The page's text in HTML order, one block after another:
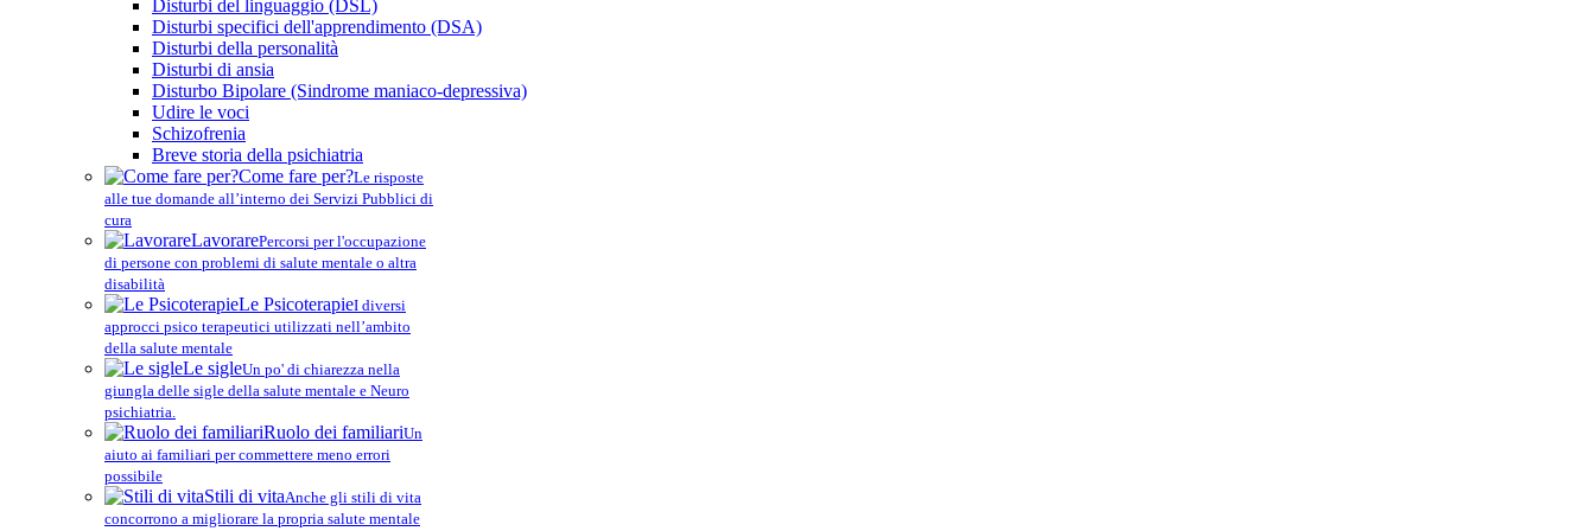
Disturbi del linguaggio (DSL)
Disturbi specifici dell'apprendimento (DSA)
Disturbi della personalità
Disturbi di ansia
Disturbo Bipolare (Sindrome maniaco-depressiva)
Udire le voci
Schizofrenia
Breve storia della psichiatria
Come fare per?Le risposte
alle tue domande all’interno dei Servizi Pubblici di
cura
LavorarePercorsi per l'occupazione
di persone con problemi di salute mentale o altra
disabilità
Le PsicoterapieI diversi
approcci psico terapeutici utilizzati nell’ambito
della salute mentale
Le sigleUn po' di chiarezza nella
giungla delle sigle della salute mentale e Neuro
psichiatria.
Ruolo dei familiariUn
aiuto ai familiari per commettere meno errori
possibile
Stili di vitaAnche gli stili di vita
concorrono a migliorare la propria salute mentale